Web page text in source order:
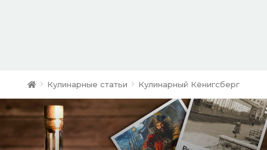
Кулинарные статьи Кулинарный Кёнигсберг